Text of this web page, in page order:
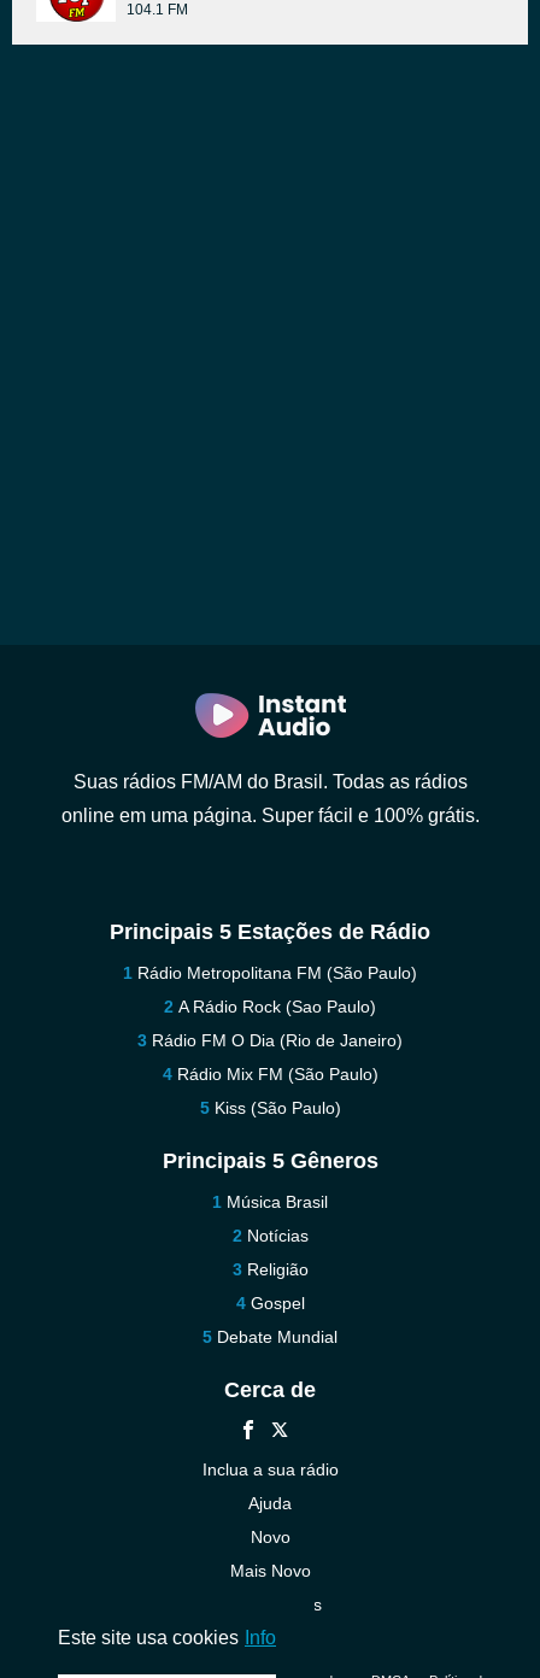
104.1 FM
Suas rádios FM/AM do Brasil. Todas as rádios
online em uma página. Super fácil e 100% grátis.
Principais 5 Estações de Rádio
Rádio Metropolitana FM (São Paulo)
A Rádio Rock (Sao Paulo)
Rádio FM O Dia (Rio de Janeiro)
Rádio Mix FM (São Paulo)
Kiss (São Paulo)
Principais 5 Gêneros
Música Brasil
Notícias
Religião
Gospel
Debate Mundial
Cerca de
Inclua a sua rádio
Ajuda
Novo
Mais Novo
Contacte-nos
Este site usa cookies Info